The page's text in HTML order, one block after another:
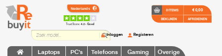
TrustScore:4.2 • Goed
Laptops PC's Telefoons Gaming Overige
Inloggen Registeren
0 ITEMS
BEKIJKEN
€ 0,00
AFREKENEN